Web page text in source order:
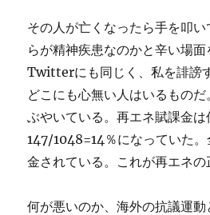
その人が亡くなったら手を叩
らが精神疾患なのかと辛い場面
Twitterにも同じく、私を誹謗
どこにも心無い人はいるもの
ぶやいている。再エネ賦課金は
147/1048=14％になっていた
金されている。これが再エネの
何が悪いのか、海外の抗議運